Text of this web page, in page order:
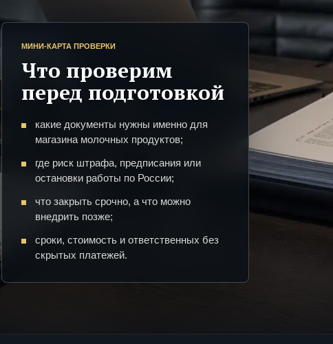
МИНИ-КАРТА ПРОВЕРКИ
Что проверим
перед подготовкой
какие документы нужны именно для
магазина молочных продуктов;
где риск штрафа, предписания или
остановки работы по России;
что закрыть срочно, а что можно
внедрить позже;
сроки, стоимость и ответственных без
скрытых платежей.